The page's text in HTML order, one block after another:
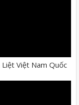
Việt Nam Quốc